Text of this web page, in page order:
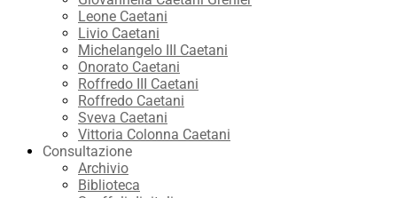
Leone Caetani
Livio Caetani
Michelangelo III Caetani
Onorato Caetani
Roffredo III Caetani
Roffredo Caetani
Sveva Caetani
Vittoria Colonna Caetani
Consultazione
Archivio
Biblioteca